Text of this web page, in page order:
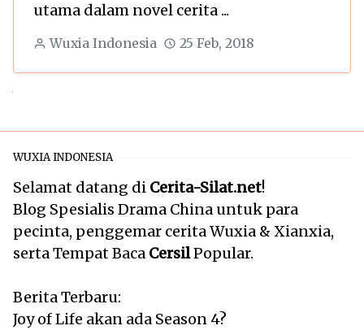
utama dalam novel cerita ...
Wuxia Indonesia 25 Feb, 2018
WUXIA INDONESIA
Selamat datang di Cerita-Silat.net!
Blog Spesialis Drama China untuk para
pecinta, penggemar cerita Wuxia & Xianxia,
serta Tempat Baca CersilPopular.
Berita Terbaru:
Joy of Life akan ada Season 4?